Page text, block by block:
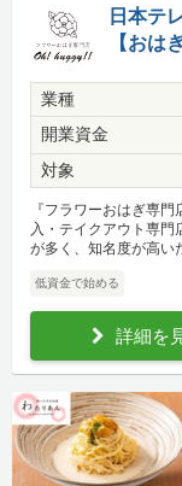
日本テ
【おは
業種
開業資金
対象
『フラワーおはぎ専
入・テイクアウト専門
が多く、知名度が高い
低資金で始める
詳細を